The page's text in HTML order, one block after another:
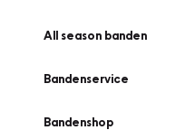
All season banden
Bandenservice
Bandenshop